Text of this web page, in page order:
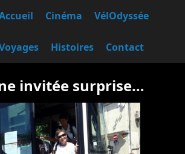
Cinéma VélOdyssée
Histoires Contact
invitée surprise…